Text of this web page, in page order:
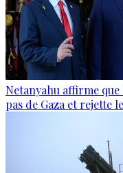
Netanyahu affirme
pas de Gaza et rejette